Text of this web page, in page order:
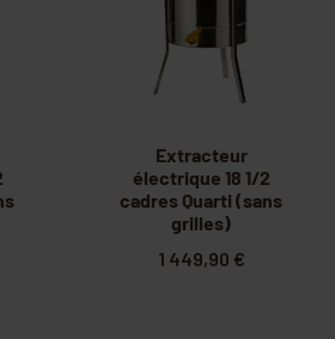
Extracteur
électrique 18 1/2
cadres Quarti (sans
grilles)
1 449,90 €